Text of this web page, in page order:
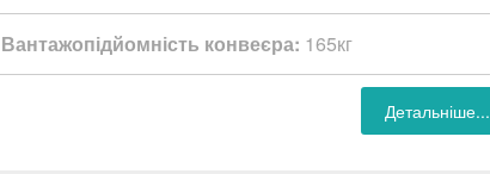
Вантажопідйомність конвеєра: 165кг
Детальніше...